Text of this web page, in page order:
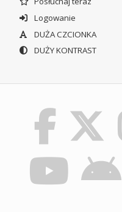
Logowanie
DUŻA CZCIONKA
DUŻY KONTRAST